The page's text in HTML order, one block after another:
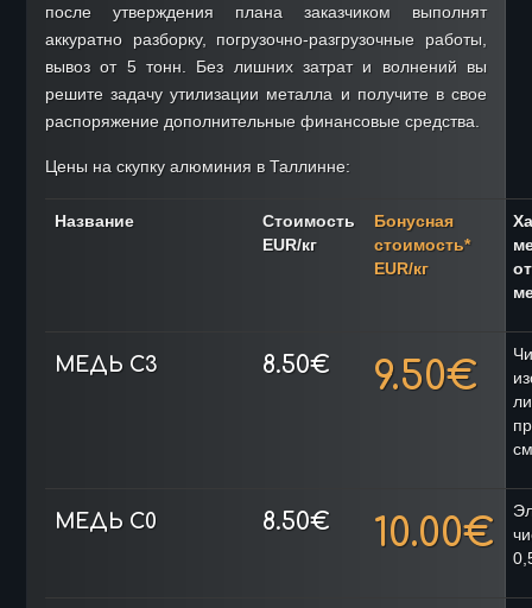
Анализ металлов
Транспорт металлолома
Демонтаж металла
ПОРЯДОК ПРИЕМА
Не принимаем
после утверждения плана заказчиком выполнят
аккуратно разборку, погрузочно-разгрузочные работы,
вывоз от 5 тонн. Без лишних затрат и волнений вы
решите задачу утилизации металла и получите в свое
распоряжение дополнительные финансовые средства.
Цены на скупку алюминия в Таллинне:
Название
Стоимость
EUR/кг
Бонусная
стоимость*
EUR/кг
МЕДЬ C3 8.50€ 9.50€
МЕДЬ C0 8.50€ 10.00€